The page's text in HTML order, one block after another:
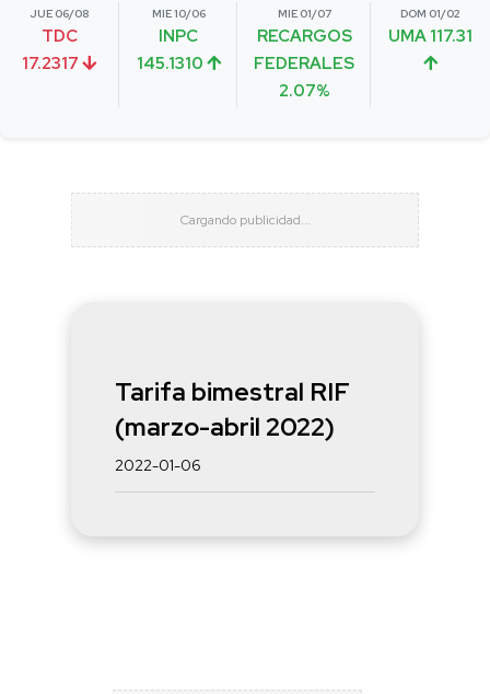
JUE 06/08
TDC
17.2317
MIE 10/06
INPC
145.1310
MIE 01/07
RECARGOS
FEDERALES
2.07%
DOM 01/02
UMA 117.31
Tarifa bimestral RIF
(marzo-abril 2022)
2022-01-06